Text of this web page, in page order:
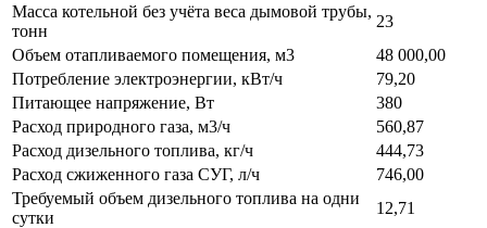
Масса котельной без учёта веса дымовой трубы,
тонн
23
Объем отапливаемого помещения, м3
48 000,00
Потребление электроэнергии, кВт/ч
79,20
Питающее напряжение, Вт
380
Расход природного газа, м3/ч
560,87
Расход дизельного топлива, кг/ч
444,73
Расход сжиженного газа СУГ, л/ч
746,00
Требуемый объем дизельного топлива на одни
сутки
12,71